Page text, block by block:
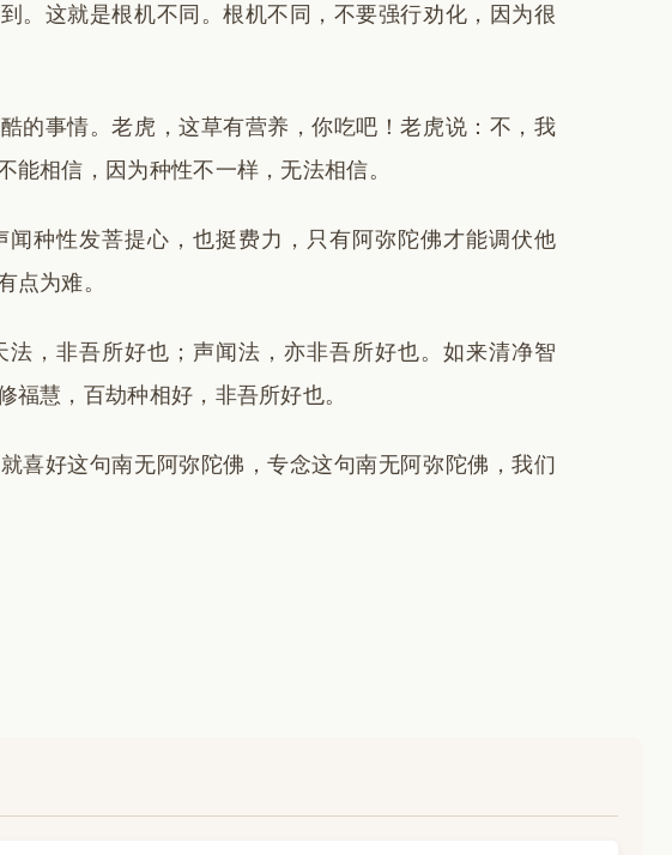
。这就是根机不同。根机不同，不要强行劝化，因为很
的事情。老虎，这草有营养，你吃吧！老虎说：不，我
相信，因为种性不一样，无法相信。
种性发菩提心，也挺费力，只有阿弥陀佛才能调伏他
点为难。
，非吾所好也；声闻法，亦非吾所好也。如来清净智
慧，百劫种相好，非吾所好也。
喜好这句南无阿弥陀佛，专念这句南无阿弥陀佛，我们